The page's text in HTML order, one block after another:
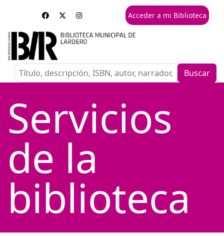
Acceder a mi Biblioteca
Buscar
Servicios
de la
biblioteca